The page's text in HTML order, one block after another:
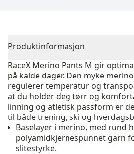
Produktinformasjon
RaceX Merino Pants M gir
på kalde dager. Den myke
regulerer temperatur og
at du holder deg tørr og
linning og atletisk passform er
til både trening, ski og
Baselayer i merino, med rund
polyamidkjernespunnet garn
slitestyrke.